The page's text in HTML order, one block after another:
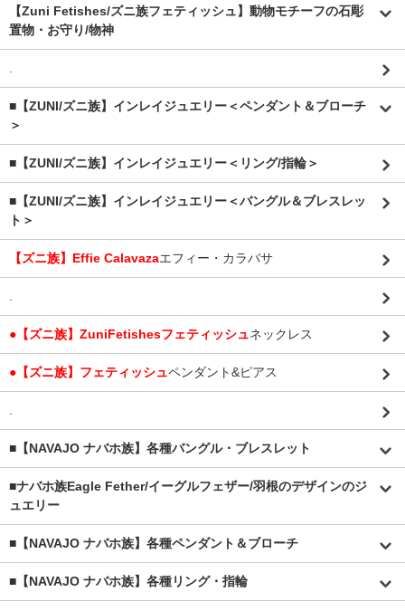
【Zuni Fetishes/ズニ族フェティッシュ】動物モチーフの石彫
置物・お守り/物神
.
■【ZUNI/ズニ族】インレイジュエリー＜ペンダント＆ブローチ
＞
■【ZUNI/ズニ族】インレイジュエリー＜リング/指輪＞
■【ZUNI/ズニ族】インレイジュエリー＜バングル＆ブレスレッ
ト＞
【ズニ族】Effie Calavazaエフィー・カラバサ
.
●【ズニ族】ZuniFetishesフェティッシュネックレス
●【ズニ族】フェティッシュペンダント&ピアス
.
■【NAVAJO ナバホ族】各種バングル・ブレスレット
■ナバホ族Eagle Fether/イーグルフェザー/羽根のデザインのジ
ュエリー
■【NAVAJO ナバホ族】各種ペンダント＆ブローチ
■【NAVAJO ナバホ族】各種リング・指輪